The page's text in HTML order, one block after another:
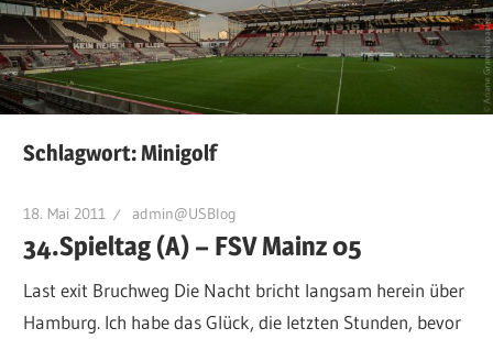
Schlagwort:Minigolf
18. Mai 2011 admin@USBlog
34.Spieltag (A) – FSV Mainz 05
Last exit Bruchweg Die Nacht bricht langsam herein über
Hamburg. Ich habe das Glück, die letzten Stunden, bevor